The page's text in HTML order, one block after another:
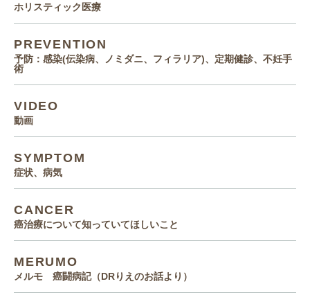
ホリスティック医療
PREVENTION
予防：感染(伝染病、ノミダニ、フィラリア)、定期健診、不妊手
術
VIDEO
動画
SYMPTOM
症状、病気
CANCER
癌治療について知っていてほしいこと
MERUMO
メルモ 癌闘病記（DRりえのお話より）